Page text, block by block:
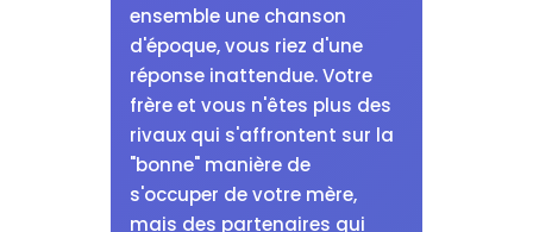
ensemble une chanson
d'époque, vous riez d'une
réponse inattendue. Votre
frère et vous n'êtes plus des
rivaux qui s'affrontent sur la
"bonne" manière de
s'occuper de votre mère,
mais des partenaires qui